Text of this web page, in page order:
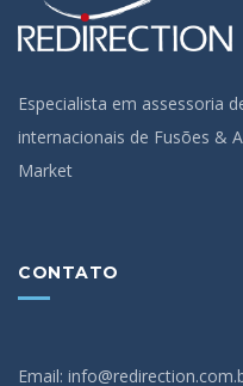
Especialista em assessoria
internacionais de Fusões &
Market
CONTATO
Email: